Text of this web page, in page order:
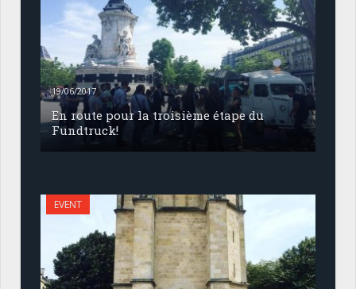
19/06/2017
En route pour la troisième étape du
Fundtruck!
EVENT